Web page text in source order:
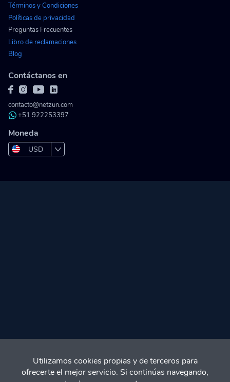
Términos y Condiciones
Políticas de privacidad
Preguntas Frecuentes
Libro de reclamaciones
Blog
Contáctanos en
contacto@netzun.com
+51 922253397
Moneda
USD
Utilizamos cookies propias y de terceros para
ofrecerte el mejor servicio. Si continúas navegando,